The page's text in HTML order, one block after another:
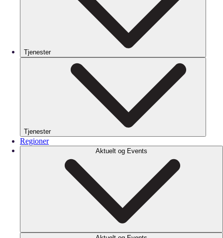
Tjenester
Tjenester
Regioner
Aktuelt og Events